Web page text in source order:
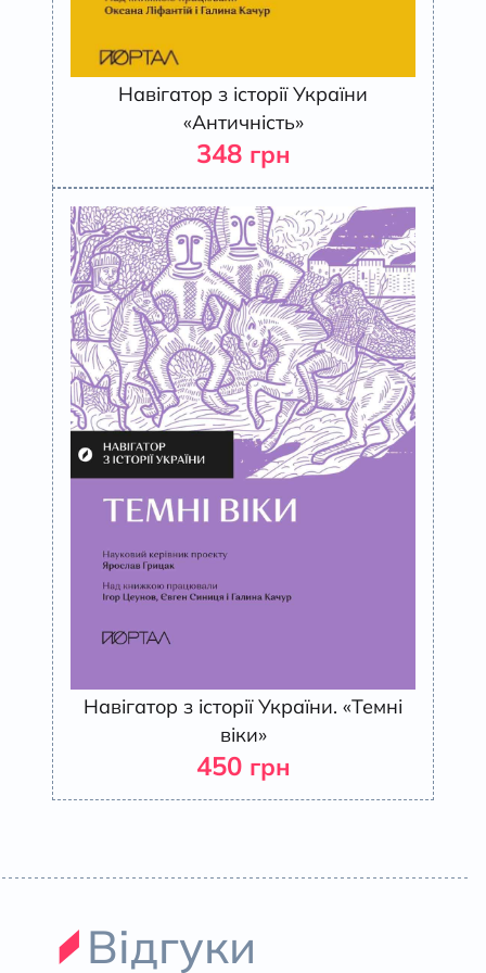
Навігатор з історії України
«Античність»
348 грн
Навігатор з історії України. «Темні
віки»
450 грн
Відгуки